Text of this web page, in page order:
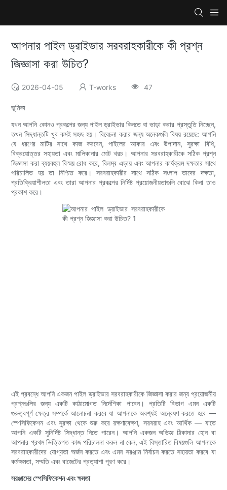
আপনার পাইল ড্রাইভার সরবরাহকারীকে কী প্রশ্ন
জিজ্ঞাসা করা উচিত?
2026-04-05 T-works 47
ভূমিকা
যখন আপনি কোনও প্রকল্পের জন্য পাইল ড্রাইভার কিনতে বা ভাড়া করার প্রস্তুতি নিচ্ছেন,
তখন সিদ্ধান্তটি খুব কমই সহজ হয়। বিবেচনা করার জন্য অনেকগুলি বিষয় রয়েছে: আপনি
যে ধরণের মাটির সাথে কাজ করবেন, পাইলের আকার এবং উপাদান, সুরক্ষা বিধি,
বিক্রয়োত্তর সহায়তা এবং মালিকানার মোট খরচ। আপনার সরবরাহকারীকে সঠিক প্রশ্ন
জিজ্ঞাসা করা ব্যয়বহুল বিস্ময় রোধ করে, বিলম্ব এড়ায় এবং আপনার কার্যক্রম দক্ষতার সাথে
পরিচালিত হয় তা নিশ্চিত করে। সরবরাহকারীর সাথে সঠিক সংলাপ তাদের দক্ষতা,
প্রতিক্রিয়াশীলতা এবং তারা আপনার প্রকল্পের নির্দিষ্ট প্রয়োজনীয়তাগুলি বোঝে কিনা তাও
প্রকাশ করে।
এই প্রবন্ধে আপনি একজন পাইল ড্রাইভার সরবরাহকারীকে জিজ্ঞাসা করার জন্য প্রয়োজনীয়
প্রশ্নগুলির জন্য একটি কাঠামোগত নির্দেশিকা পাবেন। প্রতিটি বিভাগ এমন একটি
গুরুত্বপূর্ণ ক্ষেত্র সম্পর্কে আলোচনা করবে যা আপনাকে অবশ্যই অন্বেষণ করতে হবে —
স্পেসিফিকেশন এবং সুরক্ষা থেকে শুরু করে রক্ষণাবেক্ষণ, সরবরাহ এবং আর্থিক — যাতে
আপনি একটি সুনির্দিষ্ট সিদ্ধান্ত নিতে পারেন। আপনি একজন অভিজ্ঞ ঠিকাদার হোন বা
আপনার প্রথম ভিত্তিগত কাজ পরিচালনা করুন না কেন, এই বিস্তারিত বিষয়গুলি আপনাকে
সরবরাহকারীদের যোগ্যতা অর্জন করতে এবং এমন সরঞ্জাম নির্বাচন করতে সহায়তা করবে যা
কর্মক্ষমতা, সম্মতি এবং বাজেটের প্রত্যাশা পূরণ করে।
সরঞ্জামের স্পেসিফিকেশন এবং ক্ষমতা